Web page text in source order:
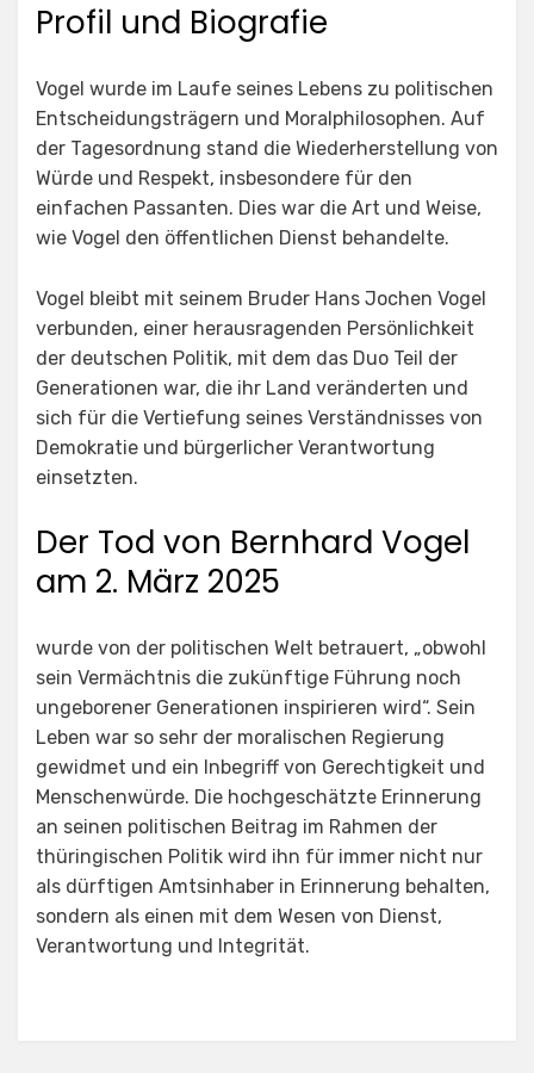
Profil und Biografie
Vogel wurde im Laufe seines Lebens zu politischen
Entscheidungsträgern und Moralphilosophen. Auf
der Tagesordnung stand die Wiederherstellung von
Würde und Respekt, insbesondere für den
einfachen Passanten. Dies war die Art und Weise,
wie Vogel den öffentlichen Dienst behandelte.
Vogel bleibt mit seinem Bruder Hans Jochen Vogel
verbunden, einer herausragenden Persönlichkeit
der deutschen Politik, mit dem das Duo Teil der
Generationen war, die ihr Land veränderten und
sich für die Vertiefung seines Verständnisses von
Demokratie und bürgerlicher Verantwortung
einsetzten.
Der Tod von Bernhard Vogel
am 2. März 2025
wurde von der politischen Welt betrauert, „obwohl
sein Vermächtnis die zukünftige Führung noch
ungeborener Generationen inspirieren wird“. Sein
Leben war so sehr der moralischen Regierung
gewidmet und ein Inbegriff von Gerechtigkeit und
Menschenwürde. Die hochgeschätzte Erinnerung
an seinen politischen Beitrag im Rahmen der
thüringischen Politik wird ihn für immer nicht nur
als dürftigen Amtsinhaber in Erinnerung behalten,
sondern als einen mit dem Wesen von Dienst,
Verantwortung und Integrität.